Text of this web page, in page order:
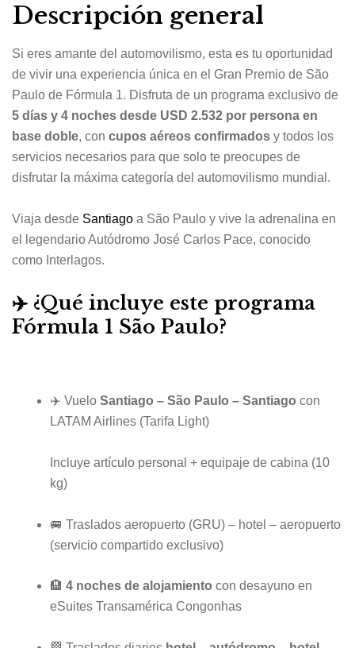
Descripción general
Si eres amante del automovilismo, esta es tu oportunidad
de vivir una experiencia única en el Gran Premio de São
Paulo de Fórmula 1. Disfruta de un programa exclusivo de
5 días y 4 noches desde USD 2.532 por persona en
base doble, con cupos aéreos confirmados y todos los
servicios necesarios para que solo te preocupes de
disfrutar la máxima categoría del automovilismo mundial.
Viaja desde Santiago a São Paulo y vive la adrenalina en
el legendarioAutódromo José Carlos Pace, conocido
como Interlagos.
✈️ ¿Qué incluye este programa
Fórmula 1 São Paulo?
✈️ Vuelo Santiago – São Paulo – Santiago con
LATAM Airlines (Tarifa Light)
Incluye artículo personal + equipaje de cabina (10
kg)
🚐 Traslados aeropuerto (GRU) – hotel – aeropuerto
(servicio compartido exclusivo)
🏨 4 noches de alojamiento con desayuno en
eSuites Transamérica Congonhas